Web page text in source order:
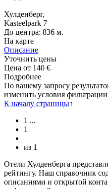
Хулденберг,
Kasteelpark 7
До центра: 836 м.
На карте
Описание
Уточнить цены
Цена от 140 €
Подробнее
По вашему запросу
изменить условия фильтрации
К началу страницы↑
1 ...
1
из 1
Отели Хулденберга
рейтингу. Наш справочник
описаниями и открытой